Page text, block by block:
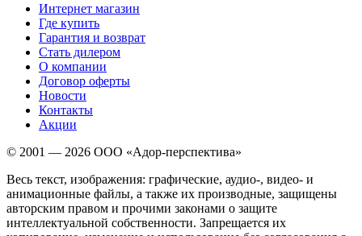
Интернет магазин
Где купить
Гарантия и возврат
Стать дилером
О компании
Договор оферты
Новости
Контакты
Акции
© 2001 — 2026 ООО «Адор-перспектива»
Весь текст, изображения: графические, аудио-, видео- и
анимационные файлы, а также их производные, защищены
авторским правом и прочими законами о защите
интеллектуальной собственности. Запрещается их